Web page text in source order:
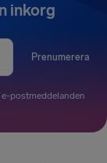
inkorg
Prenumerera
postmeddelanden